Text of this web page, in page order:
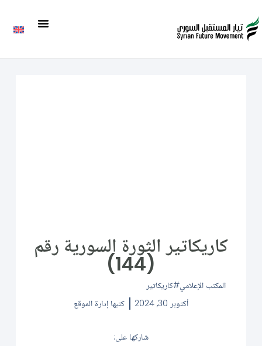
كاريكاتير الثورة السورية رقم
(144)
المكتب الإعلامي كاريكاتير
أكتوبر 30, 2024
كتبها إدارة الموقع
شاركها على: